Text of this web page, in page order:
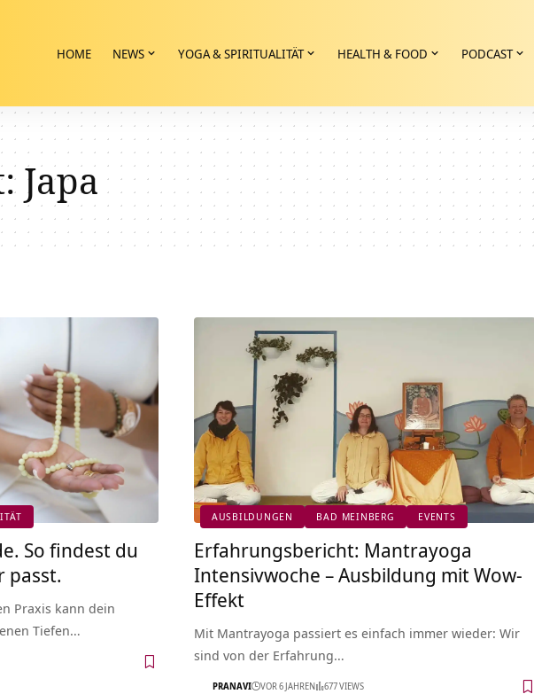
HOME NEWS YOGA & SPIRITUALITÄT HEALTH & FOOD PODCAST
Japa
So findest du
passt.
Praxis kann dein
Tiefen…
AUSBILDUNGEN BAD MEINBERG EVENTS
Erfahrungsbericht: Mantrayoga
Intensivwoche – Ausbildung mit Wow-
Effekt
Mit Mantrayoga passiert es einfach immer wieder: Wir
sind von der Erfahrung…
PRANAVI VOR 6 JAHREN 677 VIEWS